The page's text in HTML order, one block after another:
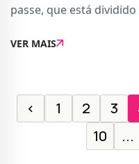
passe, que está
uma nova área chamada
VER MAIS
‹ 1 2 3
10
...